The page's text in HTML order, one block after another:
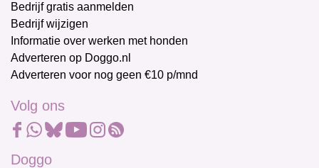
Bedrijf gratis aanmelden
Bedrijf wijzigen
Informatie over werken met honden
Adverteren op Doggo.nl
Adverteren voor nog geen €10 p/mnd
Volg ons
Doggo